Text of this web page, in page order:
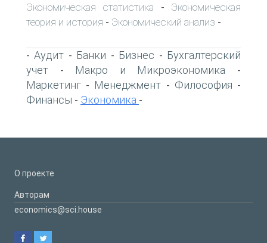
Экономическая статистика - Экономическая
теория и история - Экономический анализ -
-Аудит - Банки - Бизнес - Бухгалтерский
учет - Макро и Микроэкономика -
Маркетинг - Менеджмент - Философия -
Финансы - Экономика -
О проекте
Авторам
economics@sci.house